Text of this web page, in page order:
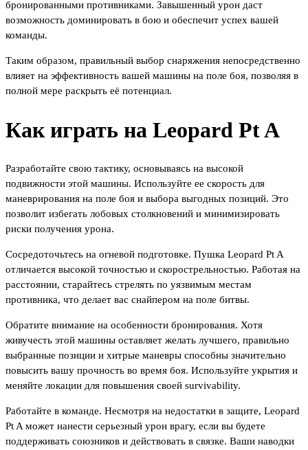
бронированными противниками. Завышенный урон даст
возможность доминировать в бою и обеспечит успех вашей
команды.
Таким образом, правильный выбор снаряжения непосредственно
влияет на эффективность вашей машины на поле боя, позволяя в
полной мере раскрыть её потенциал.
Как играть на Leopard Pt A
Разработайте свою тактику, основываясь на высокой
подвижности этой машины. Используйте ее скорость для
маневрирования на поле боя и выбора выгодных позиций. Это
позволит избегать лобовых столкновений и минимизировать
риски получения урона.
Сосредоточьтесь на огневой подготовке. Пушка Leopard Pt A
отличается высокой точностью и скорострельностью. Работая на
расстоянии, старайтесь стрелять по уязвимым местам
противника, что делает вас снайпером на поле битвы.
Обратите внимание на особенности бронирования. Хотя
живучесть этой машины оставляет желать лучшего, правильно
выбранные позиции и хитрые маневры способны значительно
повысить вашу прочность во время боя. Используйте укрытия и
меняйте локации для повышения своей survivability.
Работайте в команде. Несмотря на недостатки в защите, Leopard
Pt A может нанести серьезный урон врагу, если вы будете
поддерживать союзников и действовать в связке. Ваши наводки